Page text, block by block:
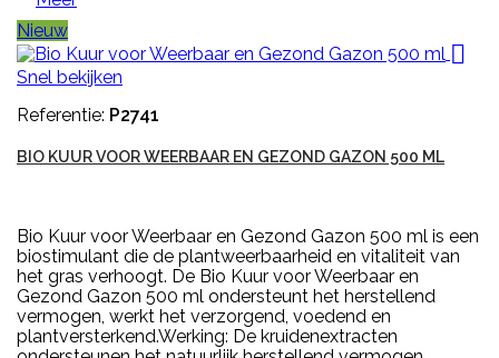
Nieuw

Snel bekijken
Referentie: P2741
BIO KUUR VOOR WEERBAAR EN GEZOND GAZON 500 ML
Bio Kuur voor Weerbaar en Gezond Gazon 500 ml is een
biostimulant die de plantweerbaarheid en vitaliteit van
het gras verhoogt. De Bio Kuur voor Weerbaar en
Gezond Gazon 500 ml ondersteunt het herstellend
vermogen, werkt het verzorgend, voedend en
plantversterkend.Werking: De kruidenextracten